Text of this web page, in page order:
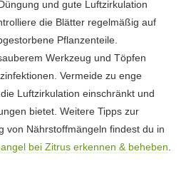
und gute Luftzirkulation
die Blätter regelmäßig auf
Pflanzenteile.
Werkzeug und Töpfen
Vermeide zu enge
Luftzirkulation einschränkt und
bietet. Weitere Tipps zur
von Nährstoffmängeln findest du in
bei Zitrus erkennen & beheben